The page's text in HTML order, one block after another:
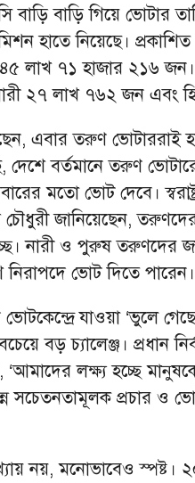
বাড়ি বাড়ি গিয়ে ভোটার
হাতে নিয়েছে। প্রকাশিত
লাখ ৭১ হাজার ২১৬
২৭ লাখ ৭৬২ জন এবং
এবার তরুণ ভোটাররাই
দেশে বর্তমানে তরুণ
মতো ভোট দেবে।
জানিয়েছেন,
নারী ও পুরুষ
ভোট দিতে পারেন।
যাওয়া ‘ভুলে
বড় চ্যালেঞ্জ। প্রধান
লক্ষ্য হচ্ছে
সচেতনতামূলক প্রচার ও
নয়, মনোভাবেও স্পষ্ট।